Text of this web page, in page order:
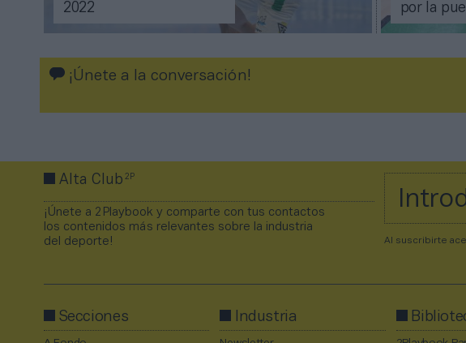
2022
por la
¡Únete a la conversación!
Alta Club2P
¡Únete a 2Playbook y comparte con tus contactos
los contenidos más relevantes sobre la industria
del deporte!
Al suscribirte
Secciones Industria